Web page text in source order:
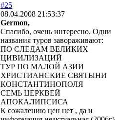
#25
08.04.2008 21:53:37
Germon,
Спасибо, очень интересно. Одни
названия туров завораживают:
ПО СЛЕДАМ ВЕЛИКИХ
ЦИВИЛИЗАЦИЙ
ТУР ПО МАЛОЙ АЗИИ
ХРИСТИАНСКИЕ СВЯТЫНИ
КОНСТАНТИНОПОЛЯ
СЕМЬ ЦЕРКВЕЙ
АПОКАЛИПСИСА
К сожалению цен нет , да и